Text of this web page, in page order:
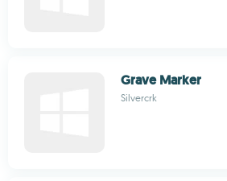
Grave Marker
Silvercrk